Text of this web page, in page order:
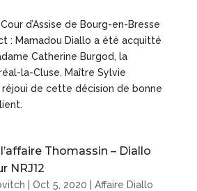
d’Assise de Bourg-en-Bresse
: Mamadou Diallo a été acquitté
Catherine Burgod, la
la-Cluse. Maître Sylvie
réjoui de cette décision de bonne
Thomassin – Diallo
NRJ12
Oct 5, 2020 Affaire Diallo